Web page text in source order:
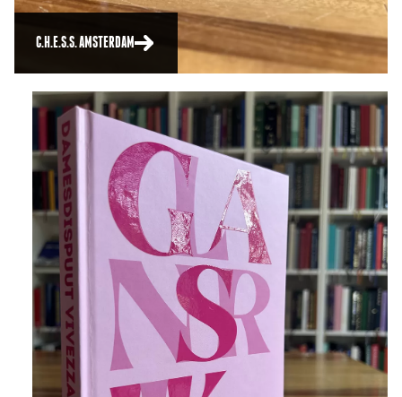
C.H.E.S.S. AMSTERDAM